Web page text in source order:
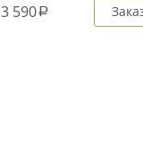
3 590a